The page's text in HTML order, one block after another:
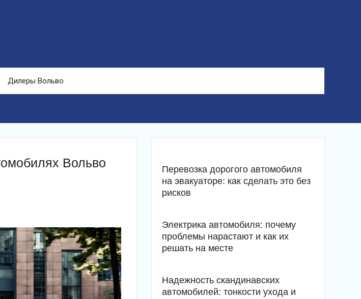
Дилеры Вольво
Вольво
Перевозка дорогого автомобиля
на эвакуаторе: как сделать это без
рисков
Электрика автомобиля: почему
проблемы нарастают и как их
решать на месте
Надежность скандинавских
автомобилей: тонкости ухода и